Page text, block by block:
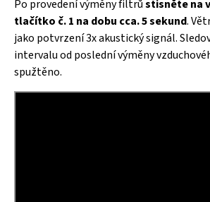
Po provedení výměny filtrůstisněte na
tlačítko č. 1 na dobu cca. 5 sekund.
jako potvrzení 3x akustický signál.
intervalu od poslední výměny
spužtěno.